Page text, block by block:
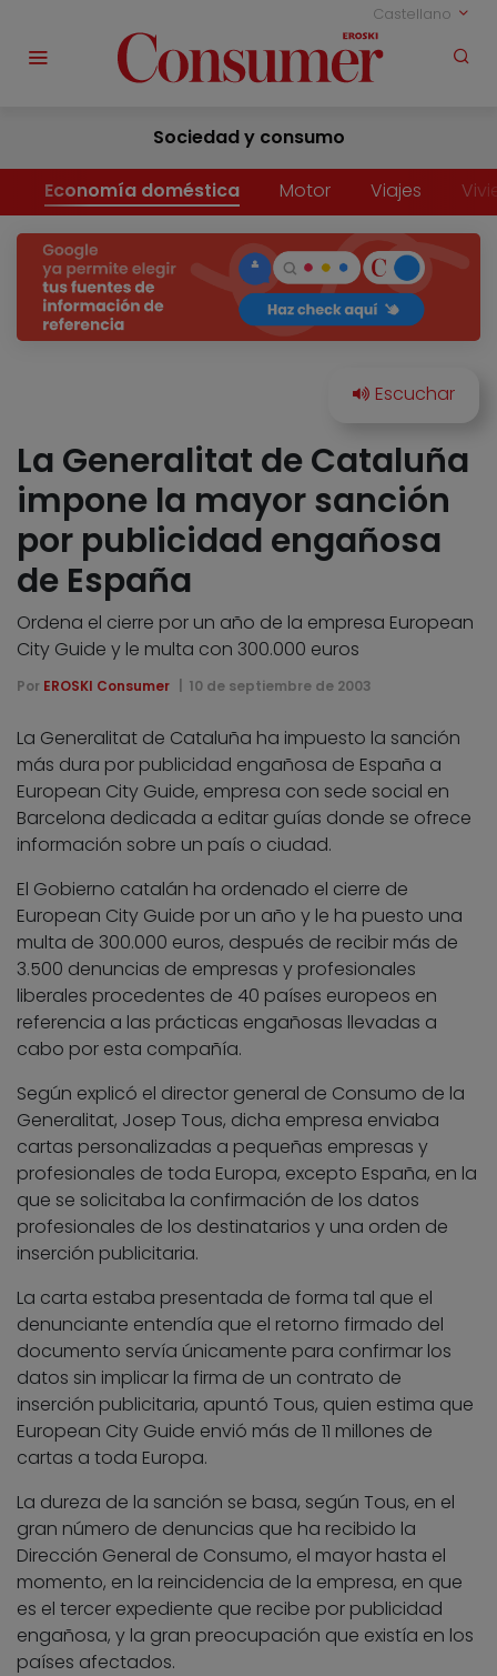
Castellano
Sociedad y consumo
Economía doméstica Motor Viajes
La Generalitat de Cataluña
impone la mayor sanción
por publicidad engañosa
de España
Ordena el cierre por un año de la empresa European
City Guide y le multa con 300.000 euros
Por EROSKI Consumer 10 de septiembre de 2003
La Generalitat de Cataluña ha impuesto la sanción
más dura por publicidad engañosa de España a
European City Guide, empresa con sede social en
Barcelona dedicada a editar guías donde se ofrece
información sobre un país o ciudad.
El Gobierno catalán ha ordenado el cierre de
European City Guide por un año y le ha puesto una
multa de 300.000 euros, después de recibir más de
3.500 denuncias de empresas y profesionales
liberales procedentes de 40 países europeos en
referencia a las prácticas engañosas llevadas a
cabo por esta compañía.
Según explicó el director general de Consumo de la
Generalitat, Josep Tous, dicha empresa enviaba
cartas personalizadas a pequeñas empresas y
profesionales de toda Europa, excepto España, en la
que se solicitaba la confirmación de los datos
profesionales de los destinatarios y una orden de
inserción publicitaria.
La carta estaba presentada de forma tal que el
denunciante entendía que el retorno firmado del
documento servía únicamente para confirmar los
datos sin implicar la firma de un contrato de
inserción publicitaria, apuntó Tous, quien estima que
European City Guide envió más de 11 millones de
cartas a toda Europa.
La dureza de la sanción se basa, según Tous, en el
gran número de denuncias que ha recibido la
Dirección General de Consumo, el mayor hasta el
momento, en la reincidencia de la empresa, en que
es el tercer expediente que recibe por publicidad
engañosa, y la gran preocupación que existía en los
países afectados.